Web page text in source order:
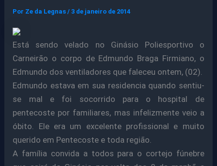
Por Ze da Legnas/3 de janeiro de 2014
Está sendo velado no Ginásio Poliesportivo o
Carneirão o corpo de Edmundo Braga Firmiano, o
Edmundo dos ventiladores que faleceu ontem, (02).
Edmundo estava em sua residencia quando sentiu-
se mal e foi socorrido para o hospital de
pentecoste por familiares, mas infelizmente veio a
óbito. Ele era um excelente profissional e muito
querido em Pentecoste e toda região.
A família convida a todos para o cortejo fúnebre